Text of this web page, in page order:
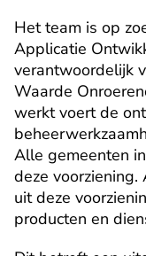
Het team is op
Applicatie
verantwoordelijk
Waarde
werkt voert de
Alle gemeenten
deze
uit deze
producten en